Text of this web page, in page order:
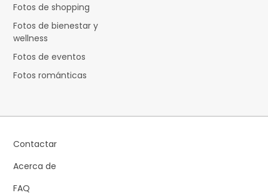
Fotos de shopping
Fotos de bienestar y
wellness
Fotos de eventos
Fotos románticas
Contactar
Acerca de
FAQ